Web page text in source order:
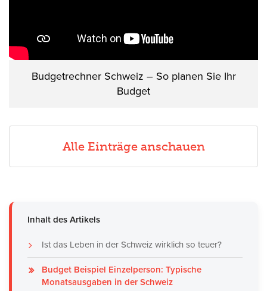
Budgetrechner Schweiz – So planen Sie Ihr
Budget
Alle Einträge anschauen
Inhalt des Artikels
Ist das Leben in der Schweiz wirklich so teuer?
Budget Beispiel Einzelperson: Typische
Monatsausgaben in der Schweiz